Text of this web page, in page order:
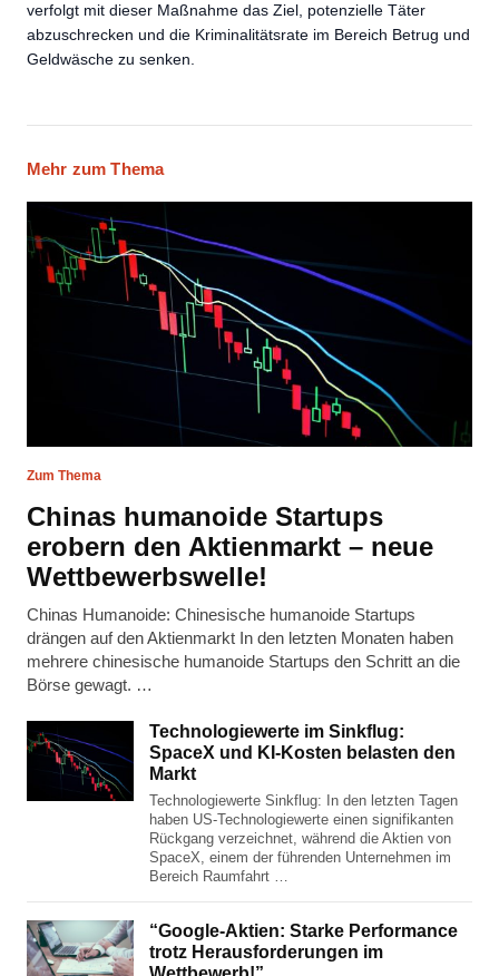
verfolgt mit dieser Maßnahme das Ziel, potenzielle Täter
abzuschrecken und die Kriminalitätsrate im Bereich Betrug und
Geldwäsche zu senken.
Mehr zum Thema
Zum Thema
Chinas humanoide Startups
erobern den Aktienmarkt – neue
Wettbewerbswelle!
Chinas Humanoide: Chinesische humanoide Startups
drängen auf den Aktienmarkt In den letzten Monaten haben
mehrere chinesische humanoide Startups den Schritt an die
Börse gewagt. …
Technologiewerte im Sinkflug:
SpaceX und KI-Kosten belasten den
Markt
Technologiewerte Sinkflug: In den letzten Tagen
haben US-Technologiewerte einen signifikanten
Rückgang verzeichnet, während die Aktien von
SpaceX, einem der führenden Unternehmen im
Bereich Raumfahrt …
“Google-Aktien: Starke Performance
trotz Herausforderungen im